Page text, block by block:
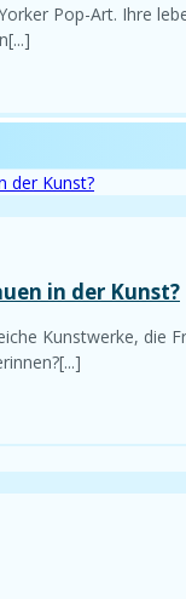
Pop-Art. Ihre
in der Kunst?
Kunstwerke, die